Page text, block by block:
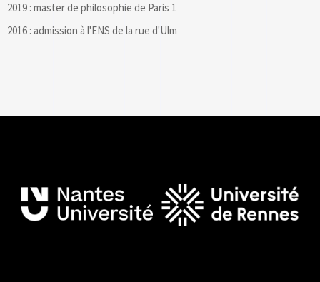
2019 : master de philosophie de Paris 1
2016 : admission à l'ENS de la rue d'Ulm